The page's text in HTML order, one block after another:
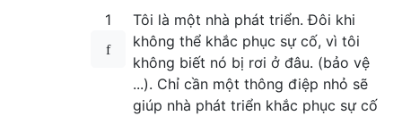
1
Tôi là một nhà phát triển. Đôi khi
không thể khắc phục sự cố, vì tôi
không biết nó bị rơi ở đâu. (bảo vệ
...). Chỉ cần một thông điệp nhỏ sẽ
giúp nhà phát triển khắc phục sự cố